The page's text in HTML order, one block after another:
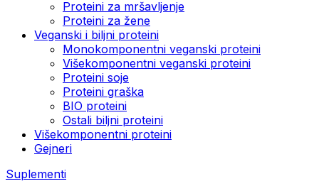
Proteini za mršavljenje
Proteini za žene
Veganski i biljni proteini
Monokomponentni veganski proteini
Višekomponentni veganski proteini
Proteini soje
Proteini graška
BIO proteini
Ostali biljni proteini
Višekomponentni proteini
Gejneri
Suplementi